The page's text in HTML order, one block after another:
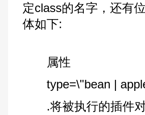
定class的名字，还有
体如下:
属性
type=\"bean |
.将被执行的插件对